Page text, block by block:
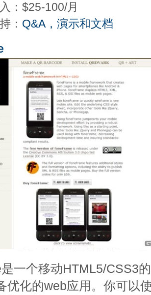
：$25-100/月
： Q&A，演示和文档
一个移动HTML5/CSS3
优化的web应用。你可以